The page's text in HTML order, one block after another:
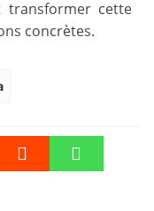
transformer cette
concrètes.